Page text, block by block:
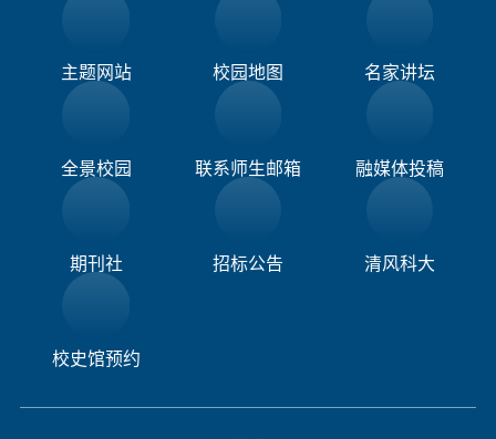
主题网站 校园地图 名家讲坛
全景校园 联系师生邮箱 融媒体投稿​
期刊社 招标公告 清风科大
校史馆预约